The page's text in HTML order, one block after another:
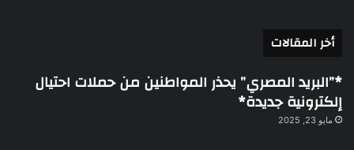
أخر المقالات
*”البريد المصري” يحذر المواطنين من حملات احتيال
إلكترونية جديدة*
مايو 23, 2025